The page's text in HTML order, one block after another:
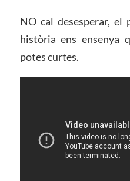
NO cal desesperar,
història ens ensenya
potes curtes.